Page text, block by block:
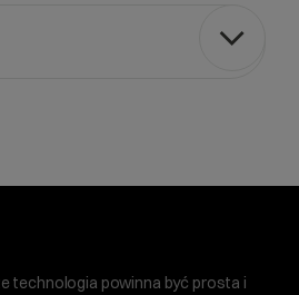
technologia powinna być prosta i